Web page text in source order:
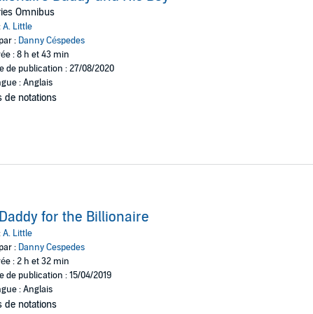
he becomes Little Ches, can he ever go back to being Cheswick?
discover the joy of living life as Littles and Daddies in this four-volume
A Baby for Jacob, A Daddy for Shay
adults and are in a consensual relationship.
Omnibus
A. Little
: Danny Céspedes
: 8 h et 43 min
de publication : 27/08/2020
: Anglais
de notations
for the Billionaire
A. Little
: Danny Cespedes
: 2 h et 32 min
de publication : 15/04/2019
: Anglais
de notations